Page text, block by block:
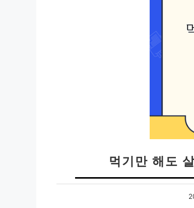
먹기만 해도